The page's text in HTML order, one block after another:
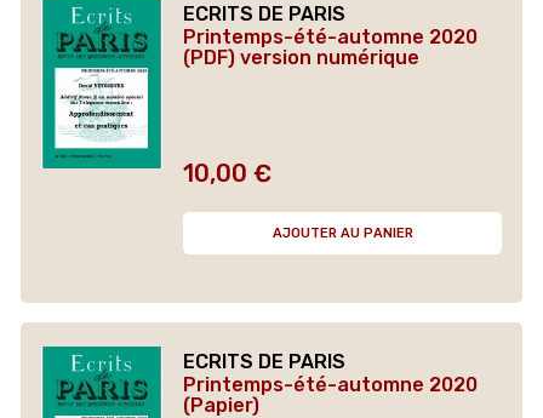
ECRITS DE PARIS
Printemps-été-automne 2020
(PDF) version numérique
Prix
10,00 €
AJOUTER AU PANIER
ECRITS DE PARIS
Printemps-été-automne 2020
(Papier)